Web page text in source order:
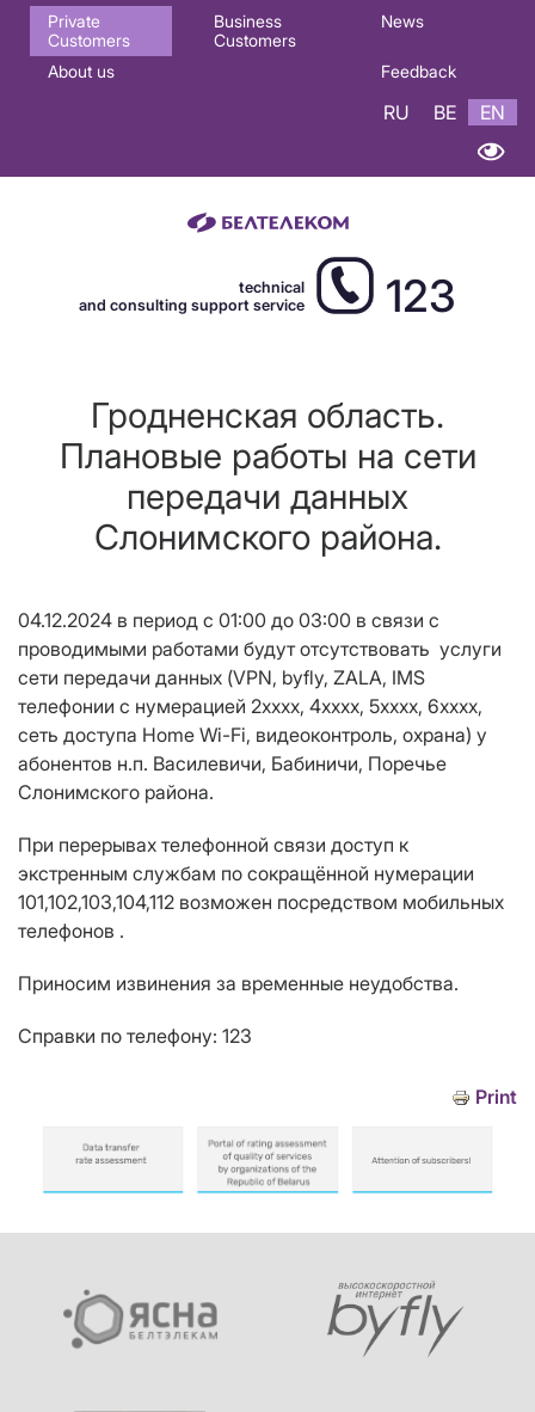
Основная
навигация
Private
Customers
Business
Customers
News
About us Feedback
RU BE EN
technical
and consulting support service
123
Гродненская область.
Плановые работы на сети
передачи данных
Слонимского района.
04.12.2024 в период с 01:00 до 03:00 в связи с
проводимыми работами будут отсутствовать услуги
сети передачи данных (VPN, byfly, ZALA, IMS
телефонии с нумерацией 2хххх, 4хххх, 5хххх, 6хххх,
сеть доступа Home Wi-Fi, видеоконтроль, охрана) у
абонентов н.п. Василевичи, Бабиничи, Поречье
Слонимского района.
При перерывах телефонной связи доступ к
экстренным службам по сокращённой нумерации
101,102,103,104,112 возможен посредством мобильных
телефонов .
Приносим извинения за временные неудобства.
Справки по телефону: 123
Print